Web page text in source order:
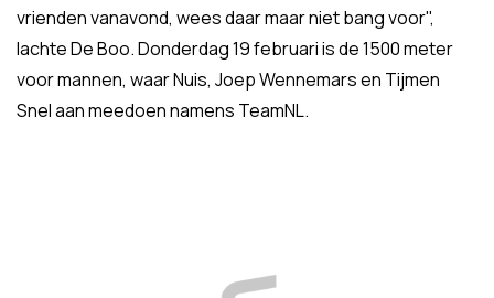
vrienden vanavond, wees daar maar niet bang voor",
lachte De Boo. Donderdag 19 februari is de 1500 meter
voor mannen, waar Nuis, Joep Wennemars en Tijmen
Snel aan meedoen namens TeamNL.